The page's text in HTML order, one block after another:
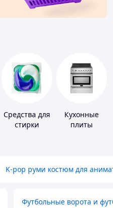
Средства для
стирки
Кухонные
плиты
K-pop руми костюм для
Футбольные ворота и